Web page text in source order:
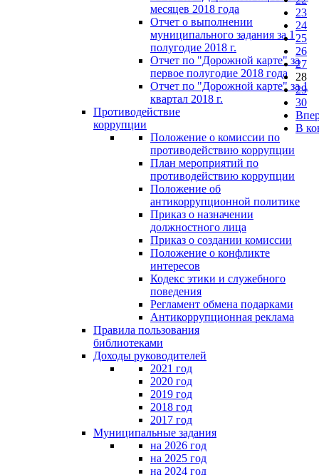
месяцев 2018 года
Отчет о выполнении
муниципального задания за 1
полугодие 2018 г.
Отчет по "Дорожной карте" за
первое полугодие 2018 года
Отчет по "Дорожной карте" за 1
квартал 2018 г.
Противодействие
коррупции
Положение о комиссии по
противодействию коррупции
План мероприятий по
противодействию коррупции
Положение об
антикоррупционной политике
Приказ о назначении
должностного лица
Приказ о создании комиссии
Положение о конфликте
интересов
Кодекс этики и служебного
поведения
Регламент обмена подарками
Антикоррупционная реклама
Правила пользования
библиотеками
Доходы руководителей
2021 год
2020 год
2019 год
2018 год
2017 год
Муниципальные задания
на 2026 год
на 2025 год
на 2024 год
23
24
25
26
27
28
29
30
В